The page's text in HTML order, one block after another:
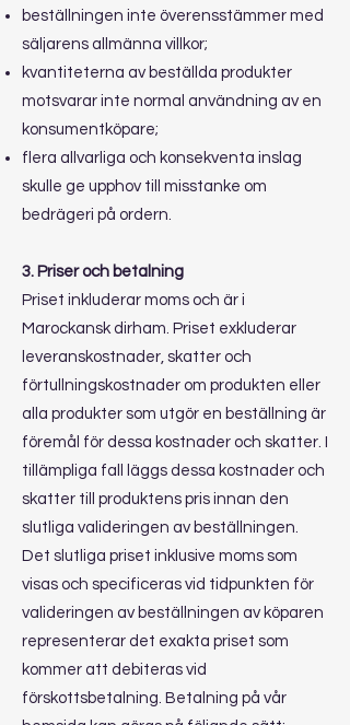
beställningen inte överensstämmer med
säljarens allmänna villkor;
kvantiteterna av beställda produkter
motsvarar inte normal användning av en
konsumentköpare;
flera allvarliga och konsekventa inslag
skulle ge upphov till misstanke om
bedrägeri på ordern.
3. Priser och betalning
Priset inkluderar moms och är i
Marockansk dirham. Priset exkluderar
leveranskostnader, skatter och
förtullningskostnader om produkten eller
alla produkter som utgör en beställning är
föremål för dessa kostnader och skatter. I
tillämpliga fall läggs dessa kostnader och
skatter till produktens pris innan den
slutliga valideringen av beställningen.
Det slutliga priset inklusive moms som
visas och specificeras vid tidpunkten för
valideringen av beställningen av köparen
representerar det exakta priset som
kommer att debiteras vid
förskottsbetalning. Betalning på vår